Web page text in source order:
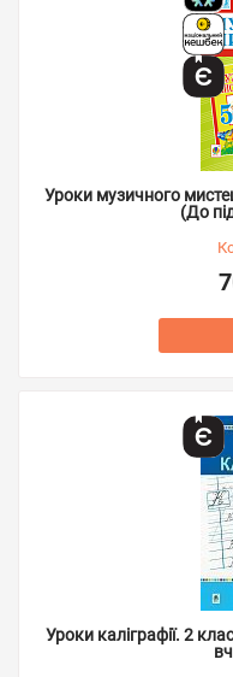
Уроки музичного
(До
Уроки каліграфії. 2